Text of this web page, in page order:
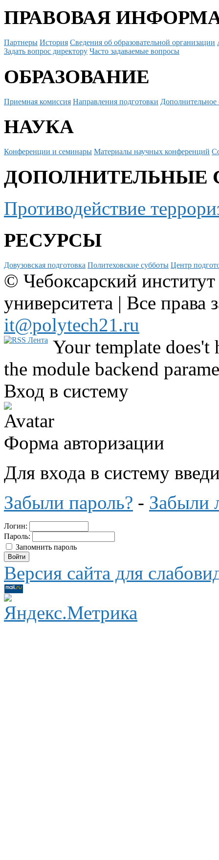
ПРАВОВАЯ
Партнеры История Сведения об образовательной организации
Задать вопрос директору Часто задаваемые вопросы
ОБРАЗОВАНИЕ
Приемная комиссия Направления подготовки Дополнительное
НАУКА
Конференции и семинары Материалы научных конференций
ДОПОЛНИТЕЛЬНЫЕ
Противодействие
РЕСУРСЫ
Довузовская подготовка Политеховские субботы Центр
© Чебоксарский
университета | Все
it@polytech21.ru
Your template
the module backend
Вход в систему
Форма авторизации
Для входа в систему
Забыли пароль? - Забыли
Логин:
Пароль:
Запомнить пароль
Версия сайта для